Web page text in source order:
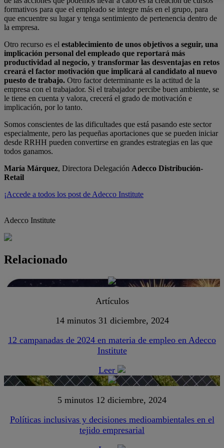
formativos para que el empleado se integre más en el grupo, para
que encuentre su lugar y tenga sentimiento de pertenencia dentro de
la empresa.
Otro recurso es el establecimiento de unos objetivos a seguir, una
implicación personal del empleado que reportará más
productividad al negocio, y transformar las desventajas en retos
creará el factor motivación que implicará al candidato al nuevo
puesto de trabajo. Otro factor determinante es la actitud de la
empresa con el trabajador. Si el trabajador percibe buen ambiente, se
le tiene en cuenta y valora, crecerá el grado de motivación e
implicación, por lo tanto.
Somos conscientes de las dificultades que está pasando este sector
especialmente, pero las pequeñas aportaciones que se pueden iniciar
desde RRHH pueden convertirse en grandes estrategias en las que
todos ganamos.
María Márquez, Directora Delegación Adecco Distribución-
Retail
¡Accede a todos los post de Adecco Institute
Adecco Institute
Relacionado
Artículos
14 minutos 31 diciembre, 2024
12 campanadas de 2024 en materia de empleo en Adecco
Institute
Leer
5 minutos 12 diciembre, 2024
Políticas inclusivas y decisiones medioambientales en el
tejido empresarial